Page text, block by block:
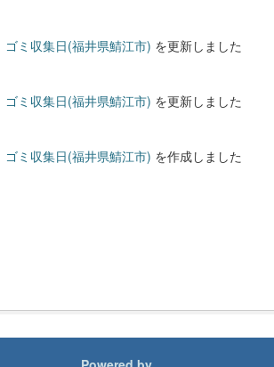
ゴミ収集日(福井県鯖江市) を更新しました
ゴミ収集日(福井県鯖江市) を更新しました
ゴミ収集日(福井県鯖江市) を作成しました